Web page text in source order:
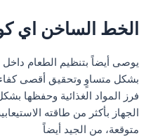
الخط الساخن اي
يوصى أيضاً بتنظيم الطعام داخل
بشكل متساوٍ وتحقيق أقصى
فرز المواد الغذائية وحفظها
الجهاز بأكثر من طاقته
متوقعة، من الجيد أيضاً